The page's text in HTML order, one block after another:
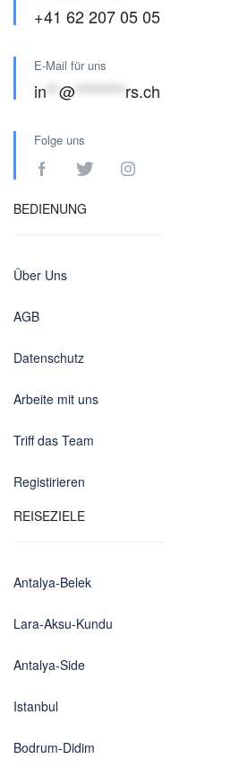
+41 62 207 05 05
E-Mail für uns
in @ ******** rs.ch
Folge uns
BEDIENUNG
Über Uns
AGB
Datenschutz
Arbeite mit uns
Triff das Team
Registirieren
REISEZIELE
Antalya-Belek
Lara-Aksu-Kundu
Antalya-Side
Istanbul
Bodrum-Didim